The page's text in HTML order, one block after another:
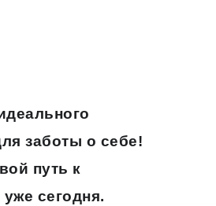
заботы о себе!
путь к
сегодня.